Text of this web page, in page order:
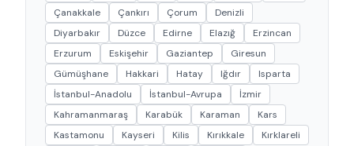
Çanakkale
Çankırı Çorum
Denizli
Diyarbakır
Düzce Edirne Elazığ
Erzincan
Erzurum
Eskişehir Gaziantep
Giresun
Gümüşhane
Hakkari Hatay Iğdır
Isparta
İstanbul-Anadolu
İstanbul-Avrupa
İzmir
Kahramanmaraş
Karabük Karaman
Kars
Kastamonu
Kayseri Kilis Kırıkkale
Kırklareli